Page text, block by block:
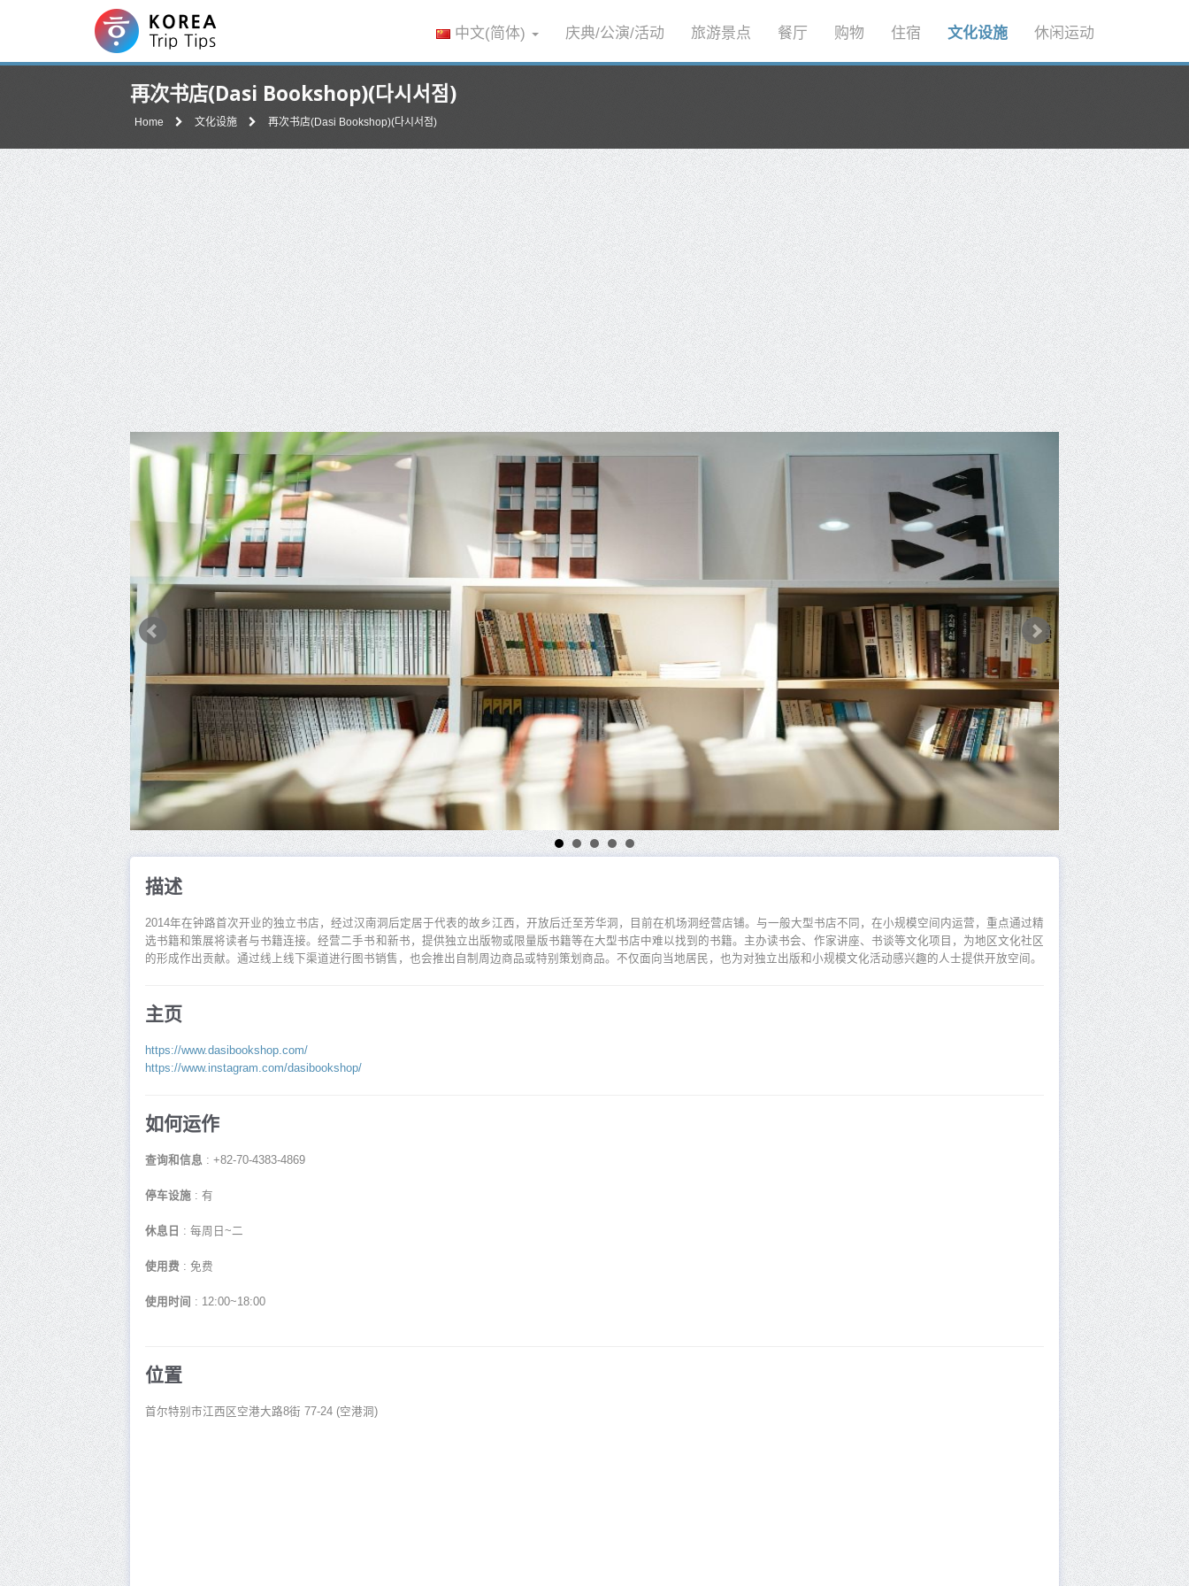
中文(简体) 庆典/公演/活动 旅游景点 餐厅 购物 住宿 文化设施 休闲运动
再次书店(Dasi Bookshop)(다시서점)
Home 文化设施 再次书店(Dasi Bookshop)(다시서점)
描述
2014年在钟路首次开业的独立书店，经过汉南洞后定居于代表的故乡江西，开放后迁至芳华洞，目前在机场洞经营店铺。与一般大型书店不同，在小规模空间内运营，重点通过精
选书籍和策展将读者与书籍连接。经营二手书和新书，提供独立出版物或限量版书籍等在大型书店中难以找到的书籍。主办读书会、作家讲座、书谈等文化项目，为地区文化社区
的形成作出贡献。通过线上线下渠道进行图书销售，也会推出自制周边商品或特别策划商品。不仅面向当地居民，也为对独立出版和小规模文化活动感兴趣的人士提供开放空间。
主页
https://www.dasibookshop.com/
https://www.instagram.com/dasibookshop/
如何运作
查询和信息 : +82-70-4383-4869
停车设施 : 有
休息日 : 每周日~二
使用费 : 免费
使用时间 : 12:00~18:00
位置
首尔特别市江西区空港大路8街 77-24 (空港洞)